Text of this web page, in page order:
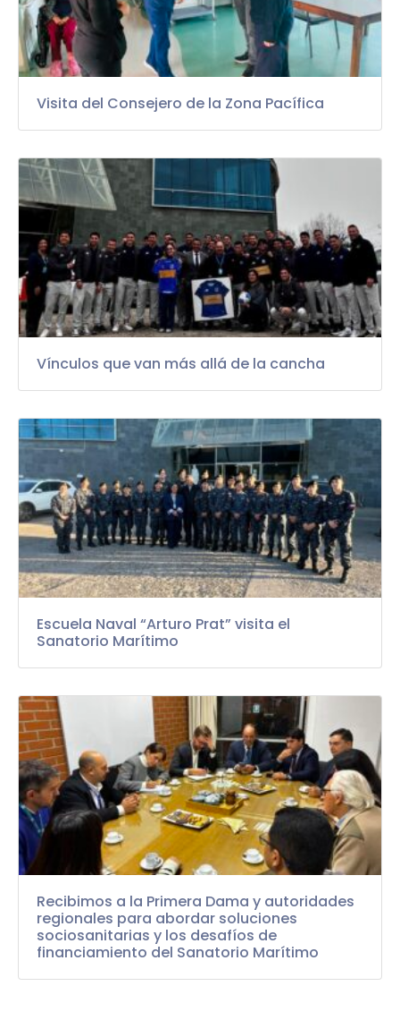
Visita del Consejero de la Zona Pacífica
Vínculos que van más allá de la cancha
Escuela Naval “Arturo Prat” visita el
Sanatorio Marítimo
Recibimos a la Primera Dama y autoridades
regionales para abordar soluciones
sociosanitarias y los desafíos de
financiamiento del Sanatorio Marítimo